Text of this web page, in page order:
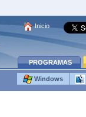
Inicio
PROGRAMAS
Windows